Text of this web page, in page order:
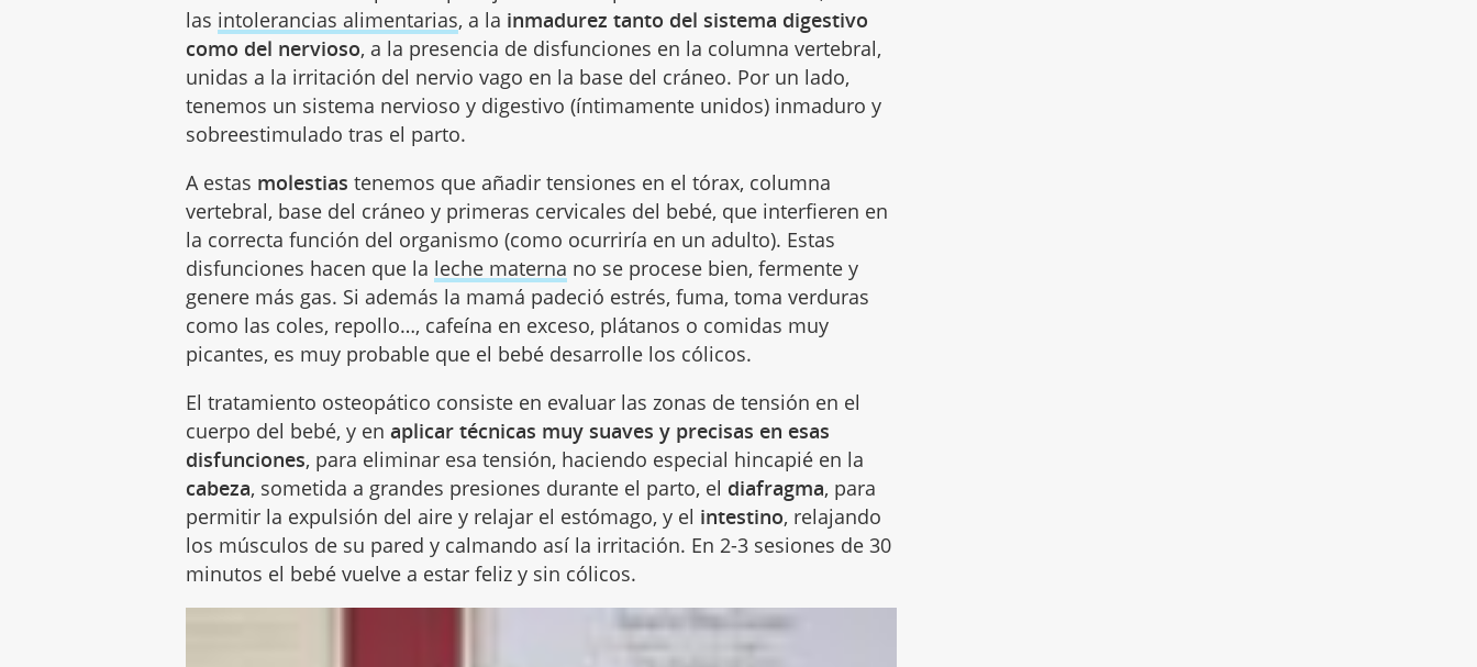
las intolerancias alimentarias, a la inmadurez tanto del sistema digestivo
como del nervioso, a la presencia de disfunciones en la columna vertebral,
unidas a la irritación del nervio vago en la base del cráneo. Por un lado,
tenemos un sistema nervioso y digestivo (íntimamente unidos) inmaduro y
sobreestimulado tras el parto.
A estas molestias tenemos que añadir tensiones en el tórax, columna
vertebral, base del cráneo y primeras cervicales del bebé, que interfieren en
la correcta función del organismo (como ocurriría en un adulto). Estas
disfunciones hacen que la leche materna no se procese bien, fermente y
genere más gas. Si además la mamá padeció estrés, fuma, toma verduras
como las coles, repollo…, cafeína en exceso, plátanos o comidas muy
picantes, es muy probable que el bebé desarrolle los cólicos.
El tratamiento osteopático consiste en evaluar las zonas de tensión en el
cuerpo del bebé, y enaplicar técnicas muy suaves y precisas en esas
disfunciones, para eliminar esa tensión, haciendo especial hincapié en la
cabeza, sometida a grandes presiones durante el parto, el diafragma, para
permitir la expulsión del aire y relajar el estómago, y el intestino, relajando
los músculos de su pared y calmando así la irritación. En 2-3 sesiones de 30
minutos el bebé vuelve a estar feliz y sin cólicos.